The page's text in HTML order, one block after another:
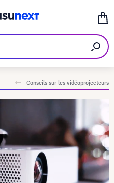
Conseils sur les vidéoprojecteurs